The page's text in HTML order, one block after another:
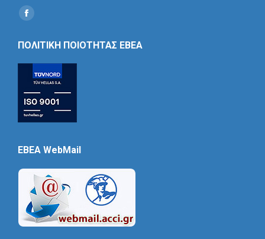
Find us on:
Social
ΠΟΛΙΤΙΚΗ ΠΟΙΟΤΗΤΑΣ ΕΒΕΑ
EBEA WebMail